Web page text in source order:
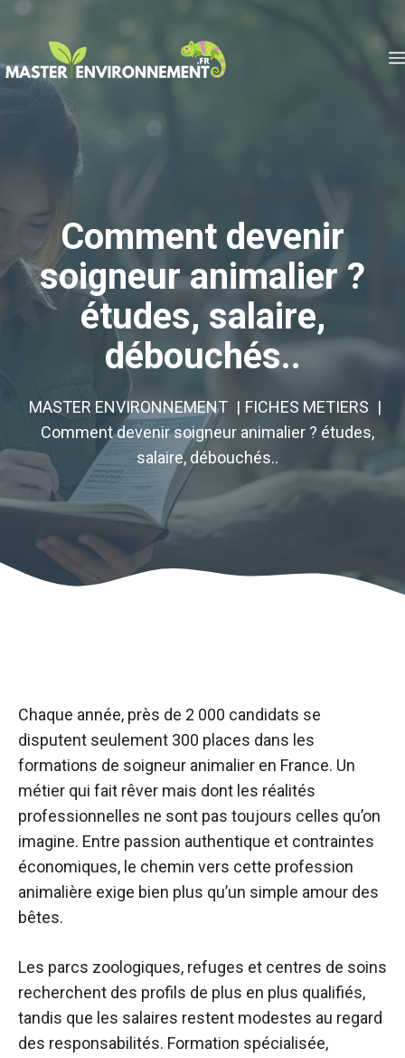
Aller
contenu
Comment devenir
soigneur animalier ?
études, salaire,
débouchés..
MASTER ENVIRONNEMENT
FICHES METIERS
Comment devenir soigneur animalier ? études,
salaire, débouchés..
Chaque année, près de 2 000 candidats se
disputent seulement 300 places dans les
formations de soigneur animalier en France. Un
métier qui fait rêver mais dont les réalités
professionnelles ne sont pas toujours celles qu’on
imagine. Entre passion authentique et contraintes
économiques, le chemin vers cette profession
animalière exige bien plus qu’un simple amour des
bêtes.
Les parcs zoologiques, refuges et centres de soins
recherchent des profils de plus en plus qualifiés,
tandis que les salaires restent modestes au regard
des responsabilités. Formation spécialisée,